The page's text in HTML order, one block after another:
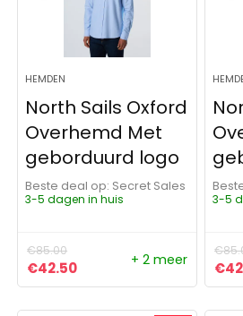
HEMDEN
North Sails Oxford
Overhemd Met
geborduurd logo
Beste deal op:
Secret Sales
3-5 dagen in huis
€85.00
Oorspronkelijke prijs was:
€42.50Huidige prijs is: €42.50.
+ 2 meer
3-5
€
€